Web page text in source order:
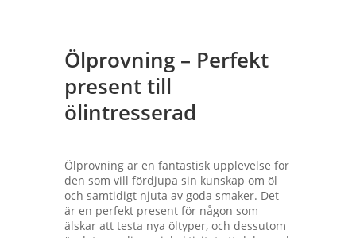
Ölprovning – Perfekt
present till
ölintresserad
Ölprovning är en fantastisk upplevelse för
den som vill fördjupa sin kunskap om öl
och samtidigt njuta av goda smaker. Det
är en perfekt present för någon som
älskar att testa nya öltyper, och dessutom